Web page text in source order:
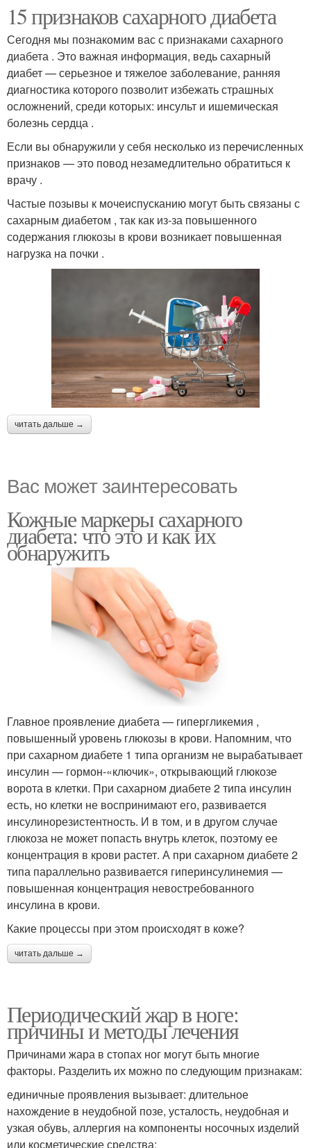
15 признаков сахарного диабета
Сегодня мы познакомим вас с признаками сахарного
диабета . Это важная информация, ведь сахарный
диабет — серьезное и тяжелое заболевание, ранняя
диагностика которого позволит избежать страшных
осложнений, среди которых: инсульт и ишемическая
болезнь сердца .
Если вы обнаружили у себя несколько из перечисленных
признаков — это повод незамедлительно обратиться к
врачу .
Частые позывы к мочеиспусканию могут быть связаны с
сахарным диабетом , так как из-за повышенного
содержания глюкозы в крови возникает повышенная
нагрузка на почки .
читать дальше →
Вас может заинтересовать
Кожные маркеры сахарного
диабета: что это и как их
обнаружить
Главное проявление диабета — гипергликемия ,
повышенный уровень глюкозы в крови. Напомним, что
при сахарном диабете 1 типа организм не вырабатывает
инсулин — гормон-«ключик», открывающий глюкозе
ворота в клетки. При сахарном диабете 2 типа инсулин
есть, но клетки не воспринимают его, развивается
инсулинорезистентность. И в том, и в другом случае
глюкоза не может попасть внутрь клеток, поэтому ее
концентрация в крови растет. А при сахарном диабете 2
типа параллельно развивается гиперинсулинемия —
повышенная концентрация невостребованного
инсулина в крови.
Какие процессы при этом происходят в коже?
читать дальше →
Периодический жар в ноге:
причины и методы лечения
Причинами жара в стопах ног могут быть многие
факторы. Разделить их можно по следующим признакам:
единичные проявления вызывает: длительное
нахождение в неудобной позе, усталость, неудобная и
узкая обувь, аллергия на компоненты носочных изделий
или косметические средства;